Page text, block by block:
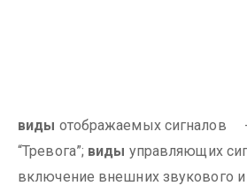
виды отображаемых сигналов
“Тревога”; виды управляющих
включение внешних звукового и